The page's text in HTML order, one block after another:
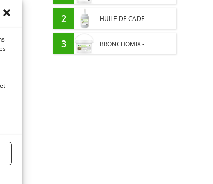
OGM - APPORT EN
PROTÉINES ET SOUTIEN
ÉNERGÉTIQUE POUR
2 HUILE DE CADE -
ASSAINIT ET PROTÈGE LES
3 BRONCHOMIX -